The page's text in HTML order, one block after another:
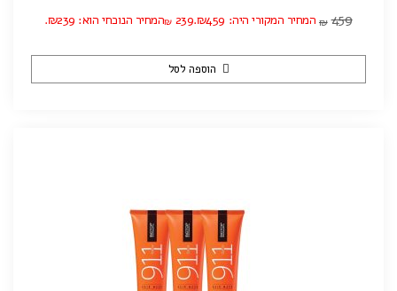
₪ 459 המחיר המקורי היה: ₪459. ₪ 239 המחיר הנוכחי הוא: ₪239.
הוספה לסל